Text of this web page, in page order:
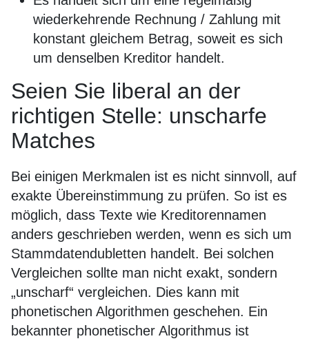
wiederkehrende Rechnung / Zahlung mit
konstant gleichem Betrag, soweit es sich
um denselben Kreditor handelt.
Seien Sie liberal an der
richtigen Stelle: unscharfe
Matches
Bei einigen Merkmalen ist es nicht sinnvoll, auf
exakte Übereinstimmung zu prüfen. So ist es
möglich, dass Texte wie Kreditorennamen
anders geschrieben werden, wenn es sich um
Stammdatendubletten handelt. Bei solchen
Vergleichen sollte man nicht exakt, sondern
„unscharf“ vergleichen. Dies kann mit
phonetischen Algorithmen geschehen. Ein
bekannter phonetischer Algorithmus ist